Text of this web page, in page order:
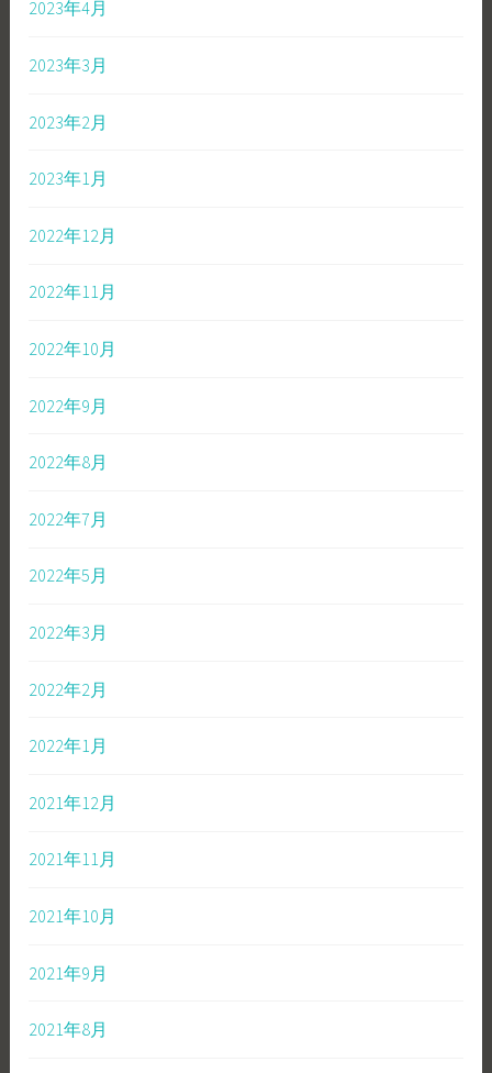
2023年4月
2023年3月
2023年2月
2023年1月
2022年12月
2022年11月
2022年10月
2022年9月
2022年8月
2022年7月
2022年5月
2022年3月
2022年2月
2022年1月
2021年12月
2021年11月
2021年10月
2021年9月
2021年8月